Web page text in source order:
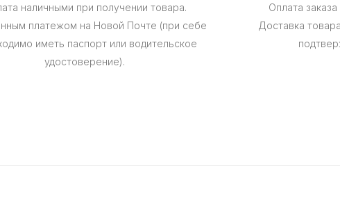
наличными при получении товара.
платежом на Новой Почте (при себе
иметь паспорт или водительское
удостоверение).
Оплата
Доставка